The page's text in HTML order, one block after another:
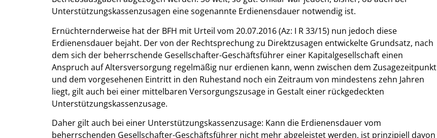
Unterstützungskassenzusagen eine sogenannte Erdienensdauer notwendig ist.
Ernüchternderweise hat der BFH mit Urteil vom 20.07.2016 (Az: I R 33/15) nun jedoch diese
Erdienensdauer bejaht. Der von der Rechtsprechung zu Direktzusagen entwickelte Grundsatz, nach
dem sich der beherrschende Gesellschafter-Geschäftsführer einer Kapitalgesellschaft einen
Anspruch auf Altersversorgung regelmäßig nur erdienen kann, wenn zwischen dem Zusagezeitpunkt
und dem vorgesehenen Eintritt in den Ruhestand noch ein Zeitraum von mindestens zehn Jahren
liegt, gilt auch bei einer mittelbaren Versorgungszusage in Gestalt einer rückgedeckten
Unterstützungskassenzusage.
Daher gilt auch bei einer Unterstützungskassenzusage: Kann die Erdienensdauer vom
beherrschenden Gesellschafter-Geschäftsführer nicht mehr abgeleistet werden, ist prinzipiell davon